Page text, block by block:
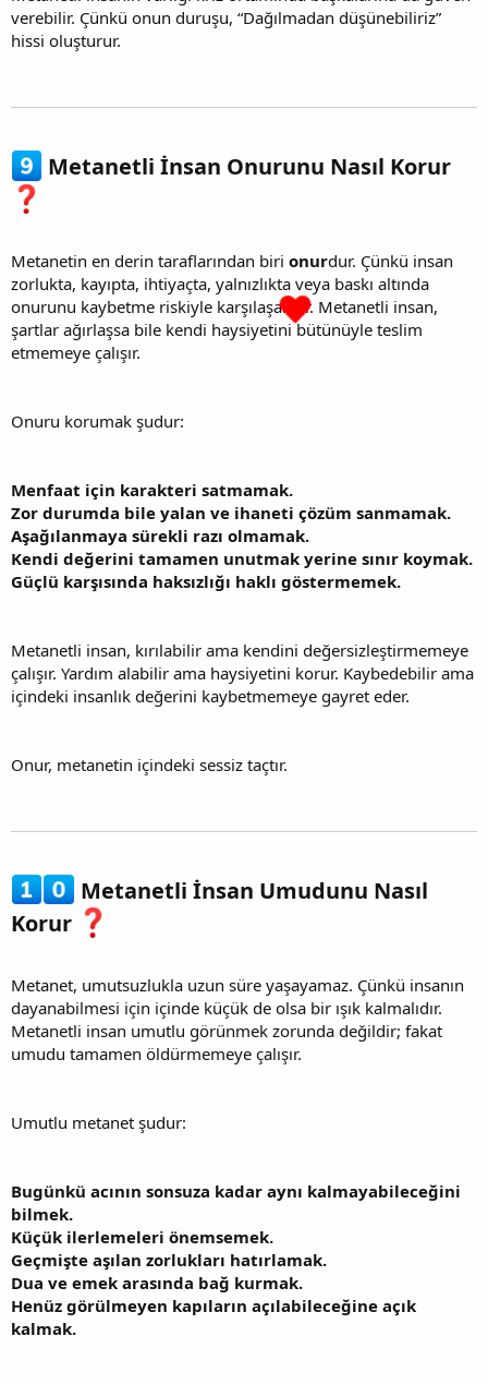
verebilir. Çünkü onun duruşu, “Dağılmadan düşünebiliriz”
hissi oluşturur.
Metanetli İnsan Onurunu Nasıl Korur
Metanetin en derin taraflarından biri onurdur. Çünkü insan
zorlukta, kayıpta, ihtiyaçta, yalnızlıkta veya baskı altında
onurunu kaybetme riskiyle karşılaşabilir. Metanetli insan,
şartlar ağırlaşsa bile kendi haysiyetini bütünüyle teslim
etmemeye çalışır.
Onuru korumak şudur:
Menfaat için karakteri satmamak.
Zor durumda bile yalan ve ihaneti çözüm sanmamak.
Aşağılanmaya sürekli razı olmamak.
Kendi değerini tamamen unutmak yerine sınır koymak.
Güçlü karşısında haksızlığı haklı göstermemek.
Metanetli insan, kırılabilir ama kendini değersizleştirmemeye
çalışır. Yardım alabilir ama haysiyetini korur. Kaybedebilir ama
içindeki insanlık değerini kaybetmemeye gayret eder.
Onur, metanetin içindeki sessiz taçtır.
Metanetli İnsan Umudunu Nasıl
Korur
Metanet, umutsuzlukla uzun süre yaşayamaz. Çünkü insanın
dayanabilmesi için içinde küçük de olsa bir ışık kalmalıdır.
Metanetli insan umutlu görünmek zorunda değildir; fakat
umudu tamamen öldürmemeye çalışır.
Umutlu metanet şudur:
Bugünkü acının sonsuza kadar aynı kalmayabileceğini
bilmek.
Küçük ilerlemeleri önemsemek.
Geçmişte aşılan zorlukları hatırlamak.
Dua ve emek arasında bağ kurmak.
Henüz görülmeyen kapıların açılabileceğine açık
kalmak.